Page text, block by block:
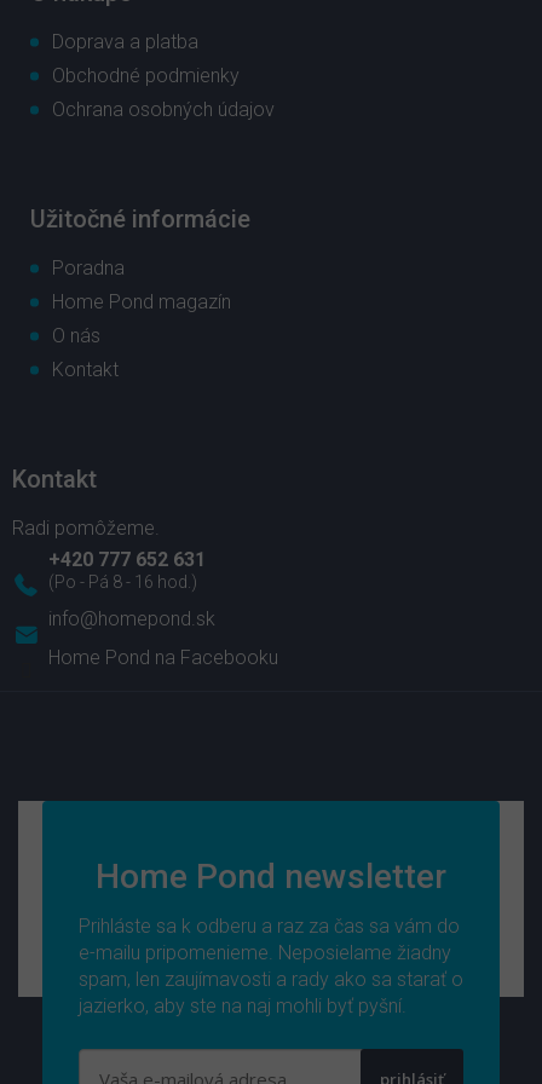
Doprava a platba
Obchodné podmienky
Ochrana osobných údajov
Užitočné informácie
Poradna
Home Pond magazín
O nás
Kontakt
Kontakt
info@homepond.sk
+420 777 652 631
Home Pond na Facebooku
Home Pond newsletter
Prihláste sa k odberu a raz za čas sa vám do
e-mailu pripomenieme. Neposielame žiadny
spam, len zaujímavosti a rady ako sa starať o
jazierko, aby ste na naj mohli byť pyšní.
prihlásiť